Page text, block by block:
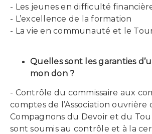
- Les jeunes en difficulté
- L’excellence de la formation
- La vie en communauté et le
Quelles sont les garanties
mon don ?
- Contrôle du commissaire aux
comptes de l’Association ouvrière
Compagnons du Devoir et du
sont soumis au contrôle et à la